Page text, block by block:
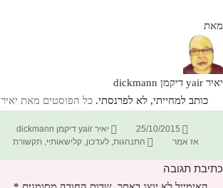
מאת
יאיר yair דיקמן dickmann
כותב למחייתי, לא לפרנסתי. כל הפוסטים מאת יאיר yair דיקמן dickmann‏
פורסם
בתאריך
25/10/2015 מחבר
יאיר yair דיקמן dickmann
אז אמר
תגיות
התנהגות,לעדכון,קלישאותיי,תקשורת
כתיבת תגובה